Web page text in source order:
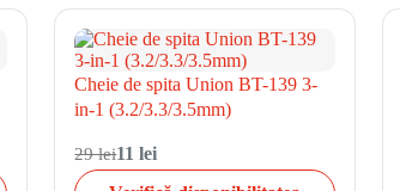
Cheie de spita Union BT-139 3-
in-1 (3.2/3.3/3.5mm)
29 lei11 lei